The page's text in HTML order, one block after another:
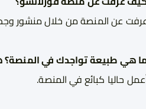
عن المنصة من خلال منشور
هي طبيعة تواجدك في المنصة؟
حاليا كبائع في المنصة.